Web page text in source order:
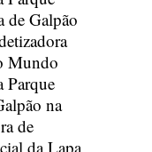
de Galpão
Mundo
Parque
na
de
da Lapa